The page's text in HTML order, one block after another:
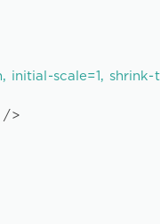
initial-scale=1,
/>